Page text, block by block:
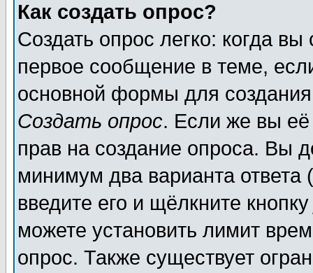
Как создать опрос?
Создать опрос легко: когда
первое сообщение в теме,
основной формы для
Создать опрос. Если же вы её
прав на создание опроса. Вы
минимум два варианта ответа
введите его и щёлкните
можете установить лимит
опрос. Также существует